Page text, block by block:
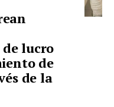
lucro
de
de la